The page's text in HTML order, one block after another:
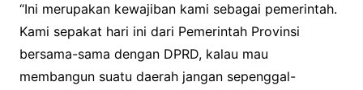
“Ini merupakan kewajiban kami sebagai pemerintah.
Kami sepakat hari ini dari Pemerintah Provinsi
bersama-sama dengan DPRD, kalau mau
membangun suatu daerah jangan sepenggal-